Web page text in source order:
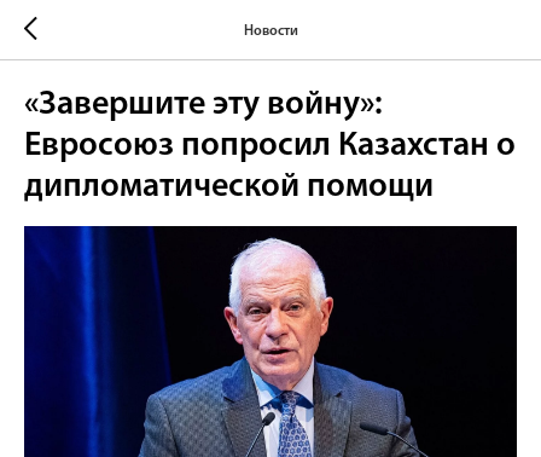
Новости
«Завершите эту войну»:
Евросоюз попросил Казахстан о
дипломатической помощи